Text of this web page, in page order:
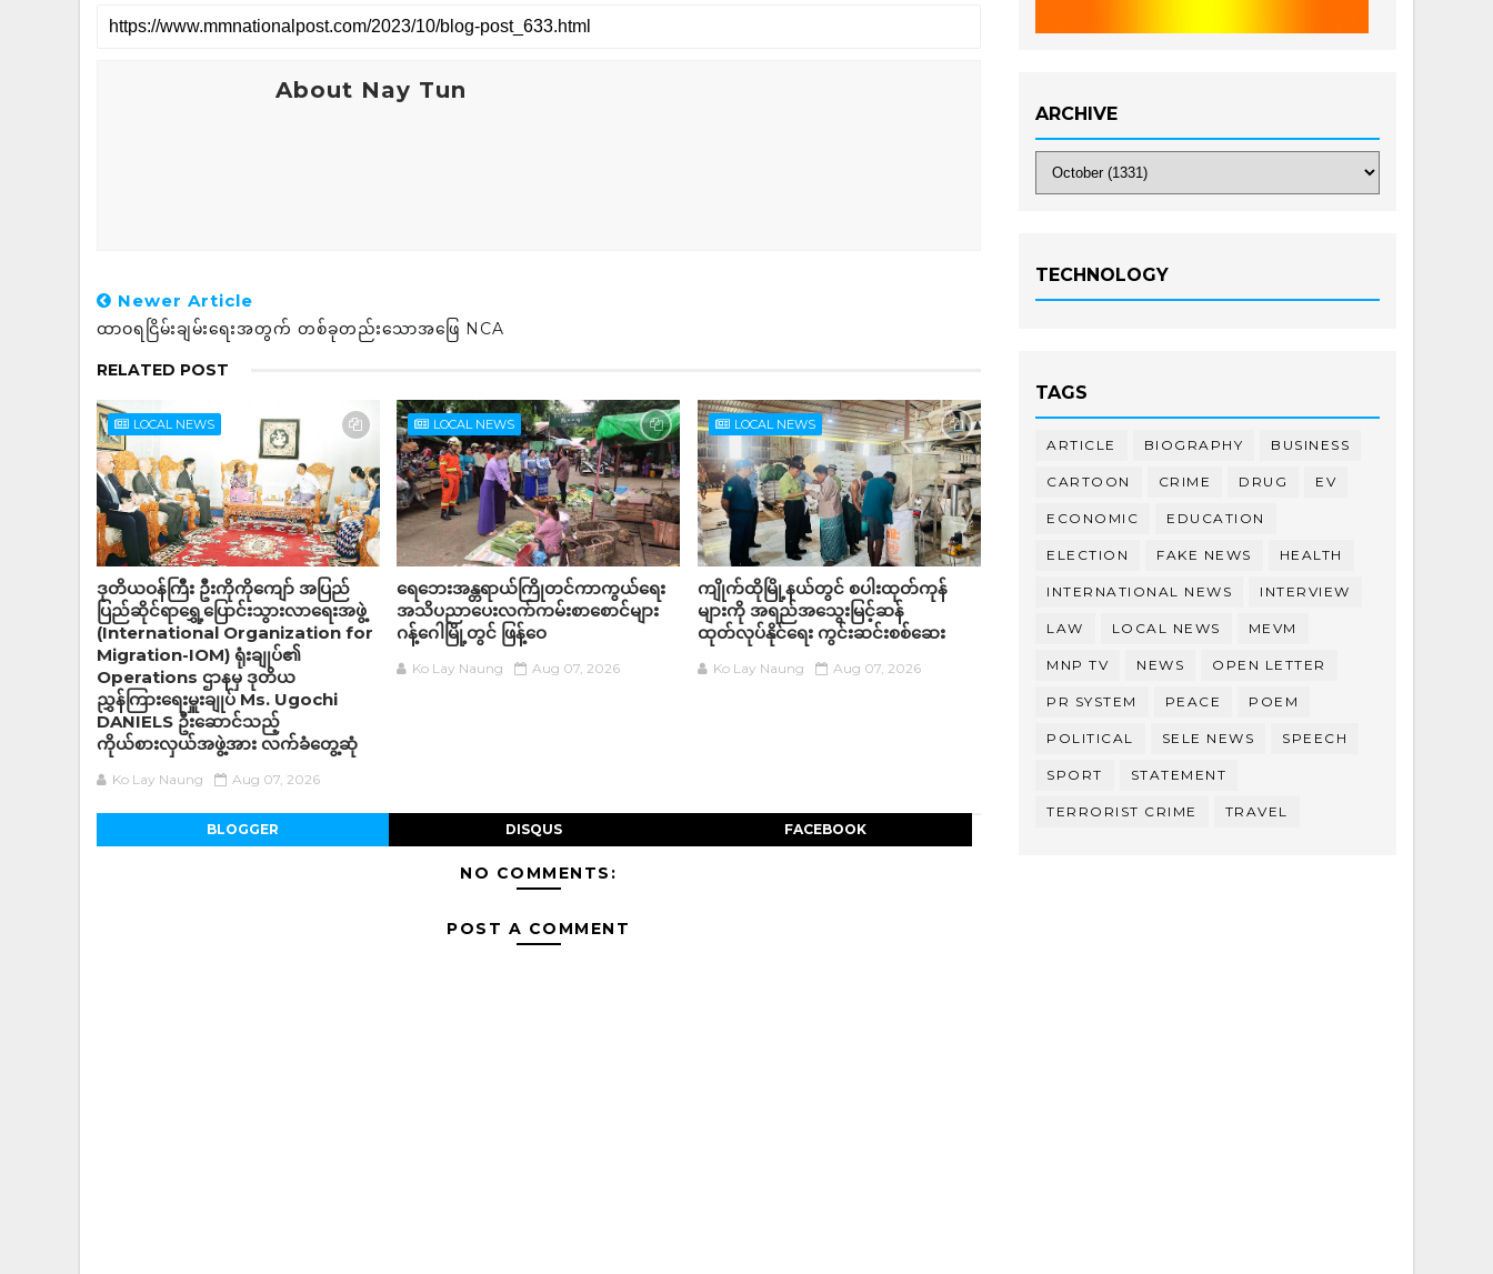
About Nay Tun
Newer Article
ထာဝရငြိမ်းချမ်းရေးအတွက် တစ်ခုတည်းသောအဖြေ NCA
RELATED POST
LOCAL NEWS
ဒုတိယဝန်ကြီး ဦးကိုကိုကျော် အပြည်
ပြည်ဆိုင်ရာရွှေ့ပြောင်းသွားလာရေးအဖွဲ့
(International Organization for
Migration-IOM) ရုံးချုပ်၏
Operations ဌာနမှ ဒုတိယ
ညွှန်ကြားရေးမှူးချုပ် Ms. Ugochi
DANIELS ဦးဆောင်သည့်
ကိုယ်စားလှယ်အဖွဲ့အား လက်ခံတွေ့ဆုံ
Ko Lay Naung Aug 07, 2026
LOCAL NEWS
ရေဘေးအန္တရာယ်ကြိုတင်ကာကွယ်ရေး
အသိပညာပေးလက်ကမ်းစာစောင်များ
ဂန့်ဂေါမြို့တွင် ဖြန့်ဝေ
Ko Lay Naung Aug 07, 2026
LOCAL NEWS
ကျိုက်ထိုမြို့နယ်တွင် စပါးထုတ်ကုန်
များကို အရည်အ‌သွေးမြင့်ဆန်
ထုတ်လုပ်နိုင်ရေး ကွင်းဆင်းစစ်ဆေး
Ko Lay Naung Aug 07, 2026
BLOGGER DISQUS FACEBOOK
NO COMMENTS:
POST A COMMENT
ARCHIVE
TECHNOLOGY
TAGS
ARTICLE BIOGRAPHY BUSINESS
CARTOON CRIME DRUG EV
ECONOMIC EDUCATION
ELECTION FAKE NEWS HEALTH
INTERNATIONAL NEWS INTERVIEW
LAW LOCAL NEWS MEVM
MNP TV NEWS OPEN LETTER
PR SYSTEM PEACE POEM
POLITICAL SELE NEWS SPEECH
SPORT STATEMENT
TERRORIST CRIME TRAVEL